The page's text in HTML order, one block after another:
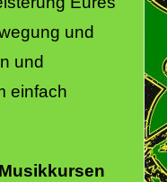
und
und
einfach